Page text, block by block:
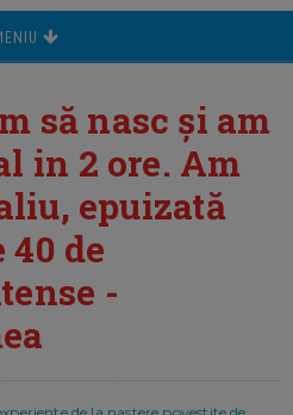
să nasc și am
in 2 ore. Am
epuizată
40 de
-